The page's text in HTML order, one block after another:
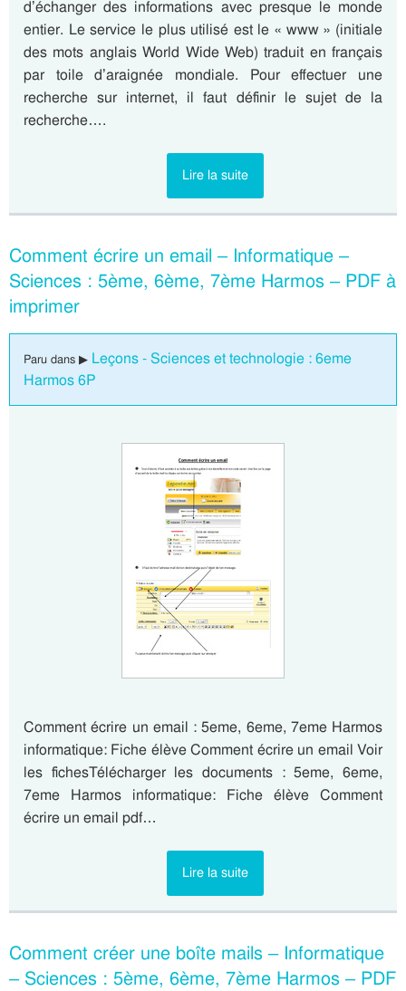
d’échanger des informations avec presque le monde
entier. Le service le plus utilisé est le « www » (initiale
des mots anglais World Wide Web) traduit en français
par toile d’araignée mondiale. Pour effectuer une
recherche sur internet, il faut définir le sujet de la
recherche….
Lire la suite
Comment écrire un email – Informatique –
Sciences : 5ème, 6ème, 7ème Harmos – PDF à
imprimer
Paru dans ▶ Leçons - Sciences et technologie : 6eme
Harmos 6P
Comment écrire un email : 5eme, 6eme, 7eme Harmos
informatique: Fiche élève Comment écrire un email Voir
les fichesTélécharger les documents : 5eme, 6eme,
7eme Harmos informatique: Fiche élève Comment
écrire un email pdf…
Lire la suite
Comment créer une boîte mails – Informatique
– Sciences : 5ème, 6ème, 7ème Harmos – PDF